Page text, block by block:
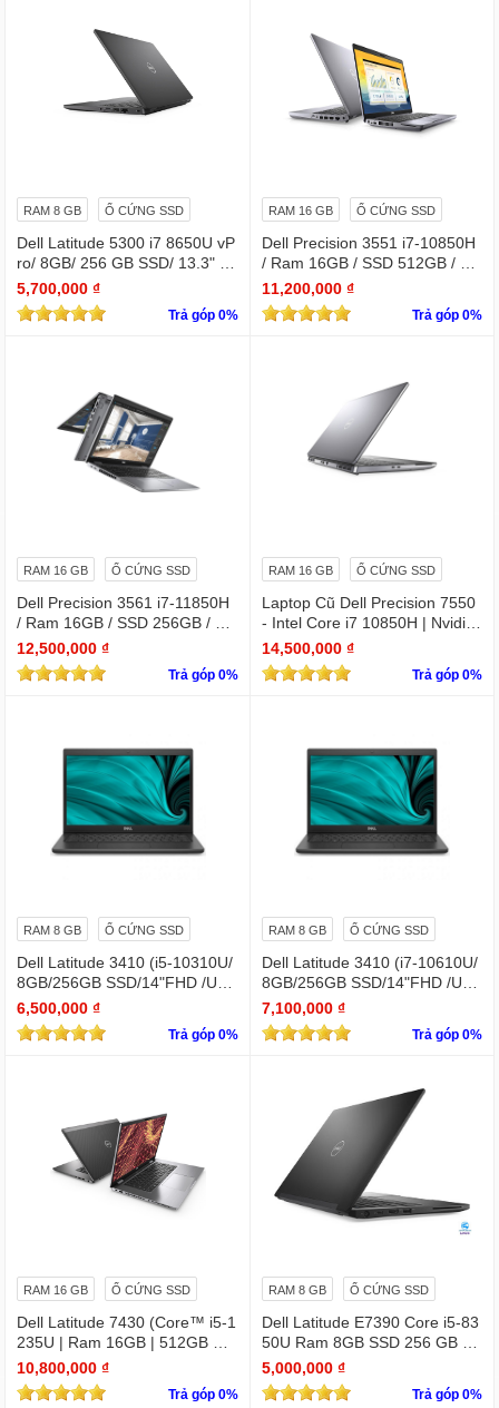
RAM 8 GB Ổ CỨNG SSD
Dell Latitude 5300 i7 8650U vP
ro/ 8GB/ 256 GB SSD/ 13.3" /
Win 10 Pro
5,700,000 ₫
Trả góp 0%
RAM 16 GB Ổ CỨNG SSD
Dell Precision 3551 i7-10850H
/ Ram 16GB / SSD 512GB / Mà
n 15.6″ IPS Full HD 1920×1080
IPS / VGA NVIDIA Quadro P62
0
11,200,000 ₫
Trả góp 0%
RAM 16 GB Ổ CỨNG SSD
Dell Precision 3561 i7-11850H
/ Ram 16GB / SSD 256GB / Mà
n 15.6″ IPS Full HD 1920×1080
IPS / VGA NVIDIA Quadro T60
0
12,500,000 ₫
Trả góp 0%
RAM 16 GB Ổ CỨNG SSD
Laptop Cũ Dell Precision 7550
- Intel Core i7 10850H | Nvidia
Quadro T1000
14,500,000 ₫
Trả góp 0%
RAM 8 GB Ổ CỨNG SSD
Dell Latitude 3410 (i5-10310U/
8GB/256GB SSD/14"FHD /UH
D Graphics/Win11Pro)
6,500,000 ₫
Trả góp 0%
RAM 8 GB Ổ CỨNG SSD
Dell Latitude 3410 (i7-10610U/
8GB/256GB SSD/14"FHD /UH
D Graphics/Win11Pro)
7,100,000 ₫
Trả góp 0%
RAM 16 GB Ổ CỨNG SSD
Dell Latitude 7430 (Core™ i5-1
235U | Ram 16GB | 512GB SS
D | 14.0inch FHD)
10,800,000 ₫
Trả góp 0%
RAM 8 GB Ổ CỨNG SSD
Dell Latitude E7390 Core i5-83
50U Ram 8GB SSD 256 GB 1
3.3 " Full HD (1920 x 1080)
5,000,000 ₫
Trả góp 0%